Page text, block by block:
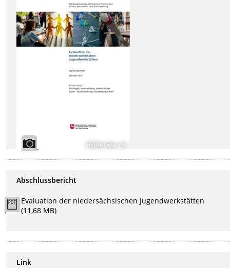
Bildrechte: ms
Abschlussbericht
Evaluation der niedersächsischen Jugendwerkstätten
(11,68 MB)
Link